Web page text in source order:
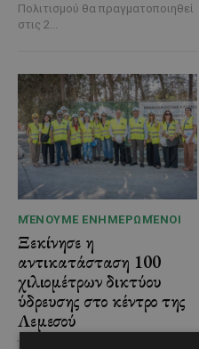
Πολιτισμού θα πραγματοποιηθεί
στις 2...
ΜΈΝΟΥΜΕ ΕΝΗΜΕΡΩΜΈΝΟΙ
Ξεκίνησε η
αντικατάσταση 100
χιλιομέτρων δικτύου
ύδρευσης στο κέντρο της
Λεμεσού
Έργο προϋπολογισμού €9,2 εκατ.